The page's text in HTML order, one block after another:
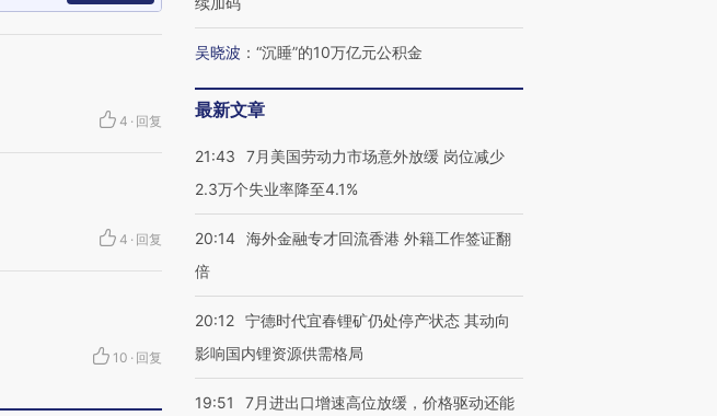
4 · 回复
4 · 回复
10 · 回复
吴晓波 ： “沉睡”的10万亿元公积金
最新文章
21:43
7月美国劳动力市场意外放缓 岗位减少
2.3万个失业率降至4.1%
20:14 海外金融专才回流香港 外籍工作签证翻
倍
20:12 宁德时代宜春锂矿仍处停产状态 其动向
影响国内锂资源供需格局
19:51
7月进出口增速高位放缓，价格驱动还能